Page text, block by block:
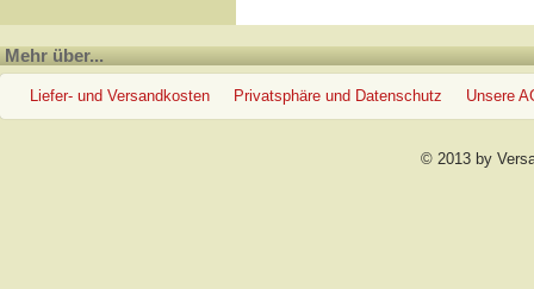
Mehr über...
Liefer- und Versandkosten Privatsphäre und Datenschutz Unsere
© 2013 by